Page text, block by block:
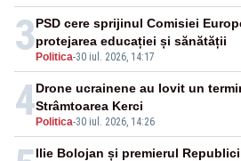
3 Politica-30 iul. 2026, 14:17
PSD cere sprijinul Comisiei
protejarea educației și sănătății
4 Politica-30 iul. 2026, 14:26
Drone ucrainene au lovit un
Strâmtoarea Kerci
Ilie Bolojan și premierul